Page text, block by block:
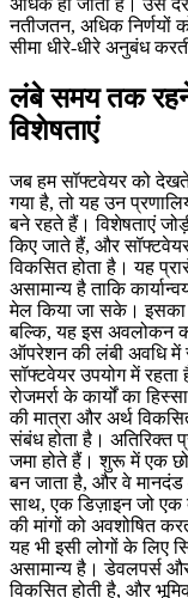
नतीजतन, अधिक निर्णयों
सीमा धीरे-धीरे अनुबंध
लंबे समय तक रहने
विशेषताएं
जब हम सॉफ्टवेयर को देखते
गया है, तो यह उन
बने रहते हैं। विशेषताएं
किए जाते हैं, और
विकसित होता है। यह
असामान्य है ताकि
मेल किया जा सके। इसका
बल्कि, यह इस अवलोकन
ऑपरेशन की लंबी अवधि में
सॉफ्टवेयर उपयोग में रहता
रोजमर्रा के कार्यों का
की मात्रा और अर्थ
संबंध होता है। अतिरिक्त
जमा होते हैं। शुरू में एक
बन जाता है, और वे
साथ, एक डिज़ाइन जो एक
की मांगों को अवशोषित
यह भी इसी लोगों के लिए
असामान्य है। डेवलपर्स
विकसित होती है, और